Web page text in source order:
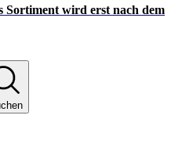
Sortiment wird erst nach dem